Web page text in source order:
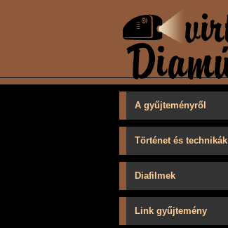
A gyűjteményről
Történet és technikák
Diafilmek
Link gyűjtemény